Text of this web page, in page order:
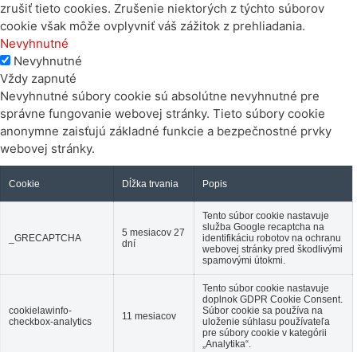
zrušiť tieto cookies. Zrušenie niektorých z týchto súborov
cookie však môže ovplyvniť váš zážitok z prehliadania.
Nevyhnutné
Nevyhnutné
Vždy zapnuté
Nevyhnutné súbory cookie sú absolútne nevyhnutné pre
správne fungovanie webovej stránky. Tieto súbory cookie
anonymne zaisťujú základné funkcie a bezpečnostné prvky
webovej stránky.
Cookie Dĺžka trvania Popis
_GRECAPTCHA
5 mesiacov 27
dní
Tento súbor cookie nastavuje
služba Google recaptcha na
identifikáciu robotov na ochranu
webovej stránky pred škodlivými
spamovými útokmi.
cookielawinfo-
checkbox-analytics
11 mesiacov
Tento súbor cookie nastavuje
doplnok GDPR Cookie Consent.
Súbor cookie sa používa na
uloženie súhlasu používateľa
pre súbory cookie v kategórii
„Analytika“.